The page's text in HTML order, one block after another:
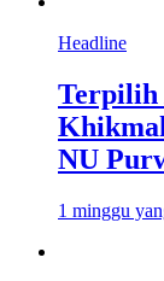
Headline
Terpilih
NU
1 minggu